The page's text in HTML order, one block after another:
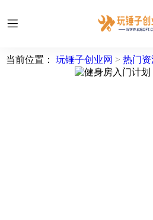
当前位置： 玩锤子创业网 > 热门资